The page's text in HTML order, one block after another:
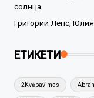
солнца
Григорий Лепс,
ЕТИКЕТИ
2Kvėpavimas